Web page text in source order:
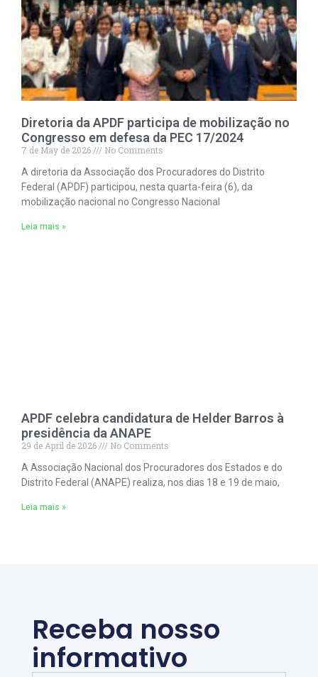
Diretoria da APDF participa de mobilização no
Congresso em defesa da PEC 17/2024
7 de May de 2026
No Comments
A diretoria da Associação dos Procuradores do Distrito
Federal (APDF) participou, nesta quarta-feira (6), da
mobilização nacional no Congresso Nacional
Leia mais »
APDF celebra candidatura de Helder Barros à
presidência da ANAPE
29 de April de 2026
No Comments
A Associação Nacional dos Procuradores dos Estados e do
Distrito Federal (ANAPE) realiza, nos dias 18 e 19 de maio,
Leia mais »
Receba nosso
informativo